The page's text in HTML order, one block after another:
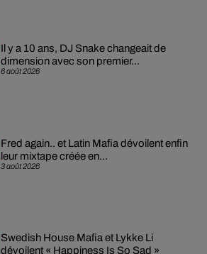
6 août 2026
Il y a 10 ans, DJ Snake changeait de
dimension avec son premier...
3 août 2026
Fred again.. et Latin Mafia dévoilent enfin
leur mixtape créée en...
Swedish House Mafia et Lykke Li
dévoilent « Happiness Is So Sad »